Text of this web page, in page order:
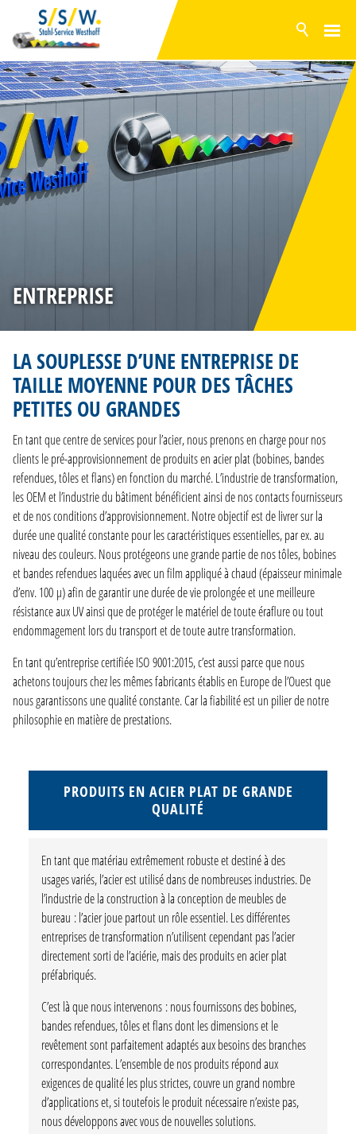
ACTUELLEMENT
PRODUITS
SURFACES
GAMME EN STOCK
SERVICES
PRODUCTION
ENTREPRISE
PHILOSOPHIE
ENTREPRISE
LA SOUPLESSE D’UNE ENTREPRISE DE
TAILLE MOYENNE POUR DES TÂCHES
PETITES OU GRANDES
En tant que centre de services pour l’acier, nous prenons en charge pour nos
clients le pré-approvisionnement de produits en acier plat (bobines, bandes
refendues, tôles et flans) en fonction du marché. L’industrie de transformation,
les OEM et l’industrie du bâtiment bénéficient ainsi de nos contacts fournisseurs
et de nos conditions d’approvisionnement. Notre objectif est de livrer sur la
durée une qualité constante pour les caractéristiques essentielles, par ex. au
niveau des couleurs. Nous protégeons une grande partie de nos tôles, bobines
et bandes refendues laquées avec un film appliqué à chaud (épaisseur minimale
d’env. 100 µ) afin de garantir une durée de vie prolongée et une meilleure
résistance aux UV ainsi que de protéger le matériel de toute éraflure ou tout
endommagement lors du transport et de toute autre transformation.
En tant qu’entreprise certifiée ISO 9001:2015, c’est aussi parce que nous
achetons toujours chez les mêmes fabricants établis en Europe de l’Ouest que
nous garantissons une qualité constante. Car la fiabilité est un pilier de notre
philosophie en matière de prestations.
PRODUITS EN ACIER PLAT DE GRANDE
QUALITÉ
En tant que matériau extrêmement robuste et destiné à des
usages variés, l’acier est utilisé dans de nombreuses industries. De
l’industrie de la construction à la conception de meubles de
bureau : l’acier joue partout un rôle essentiel. Les différentes
entreprises de transformation n’utilisent cependant pas l’acier
directement sorti de l’aciérie, mais des produits en acier plat
préfabriqués.
C’est là que nous intervenons : nous fournissons des bobines,
bandes refendues, tôles et flans dont les dimensions et le
revêtement sont parfaitement adaptés aux besoins des branches
correspondantes. L’ensemble de nos produits répond aux
exigences de qualité les plus strictes, couvre un grand nombre
d’applications et, si toutefois le produit nécessaire n’existe pas,
nous développons avec vous de nouvelles solutions.